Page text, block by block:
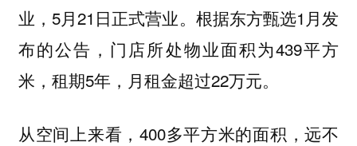
业，5月21日正式营业。根据东方甄选1月发
布的公告，门店所处物业面积为439平方
米，租期5年，月租金超过22万元。
从空间上来看，400多平方米的面积，远不